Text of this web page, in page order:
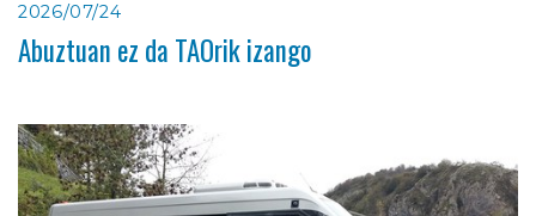
2026/07/24
Abuztuan ez da TAOrik izango